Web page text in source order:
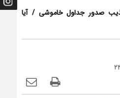
صدور جداول خاموشی / آیا